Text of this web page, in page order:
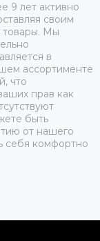
9 лет активно
своим
товары. Мы
в
ассортименте
что
прав как
быть
от нашего
себя комфортно